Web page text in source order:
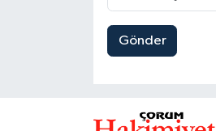
Gönder